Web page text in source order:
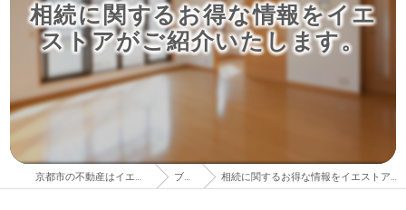
相続に関するお得な情報をイエ
ストアがご紹介いたします。
京都市の不動産はイエストア株式会社 ブログ 相続に関するお得な情報をイエストアがご紹介いたします。